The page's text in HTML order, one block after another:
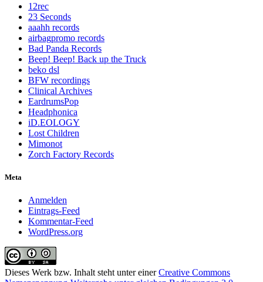
12rec
23 Seconds
aaahh records
airbagpromo records
Bad Panda Records
Beep! Beep! Back up the Truck
beko dsl
BFW recordings
Clinical Archives
EardrumsPop
Headphonica
iD.EOLOGY
Lost Children
Mimonot
Zorch Factory Records
Meta
Anmelden
Eintrags-Feed
Kommentar-Feed
WordPress.org
Dieses Werk bzw. Inhalt steht unter einerCreative Commons